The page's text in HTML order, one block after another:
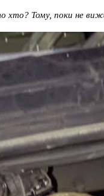
Тому, поки не